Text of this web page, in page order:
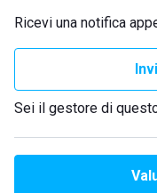
Ricevi una notifica
Sei il gestore di